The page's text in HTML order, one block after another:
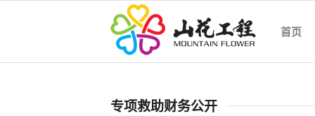
首页
专项救助财务公开